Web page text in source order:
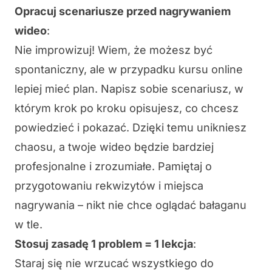
Opracuj scenariusze przed nagrywaniem
wideo:
Nie improwizuj! Wiem, że możesz być
spontaniczny, ale w przypadku kursu online
lepiej mieć plan. Napisz sobie scenariusz, w
którym krok po kroku opisujesz, co chcesz
powiedzieć i pokazać. Dzięki temu unikniesz
chaosu, a twoje wideo będzie bardziej
profesjonalne i zrozumiałe. Pamiętaj o
przygotowaniu rekwizytów i miejsca
nagrywania – nikt nie chce oglądać bałaganu
w tle.
Stosuj zasadę 1 problem = 1 lekcja:
Staraj się nie wrzucać wszystkiego do